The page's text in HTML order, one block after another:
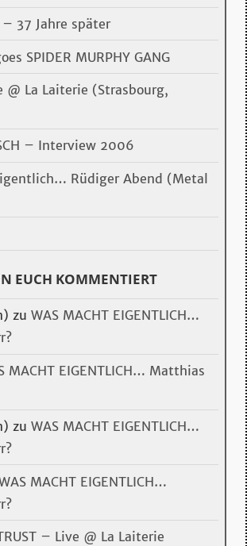
– 37 Jahre später
SPIDER MURPHY GANG
@ La Laiterie (Strasbourg,
– Interview 2006
Rüdiger Abend (Metal
EUCH KOMMENTIERT
zu WAS MACHT EIGENTLICH…
MACHT EIGENTLICH… Matthias
zu WAS MACHT EIGENTLICH…
MACHT EIGENTLICH…
– Live @ La Laiterie